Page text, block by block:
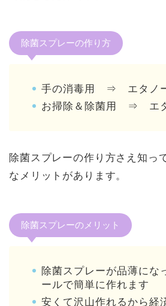
除菌スプレーの作り方
手の消毒用 ⇒ エタノ
お掃除＆除菌用 ⇒ エ
除菌スプレーの作り方さえ知っ
なメリットがあります。
除菌スプレーのメリット
除菌スプレーが品薄にな
ールで簡単に作れます
安くて沢山作れるから経